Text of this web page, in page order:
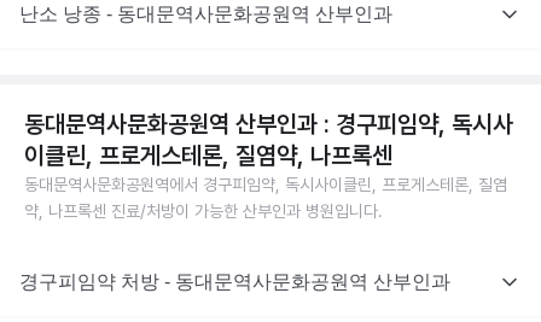
난소 낭종 - 동대문역사문화공원역 산부인과
동대문역사문화공원역 산부인과 : 경구피임약, 독시사
이클린, 프로게스테론, 질염약, 나프록센
동대문역사문화공원역에서 경구피임약, 독시사이클린, 프로게스테론, 질염
약, 나프록센 진료/처방이 가능한 산부인과 병원입니다.
경구피임약 처방 - 동대문역사문화공원역 산부인과